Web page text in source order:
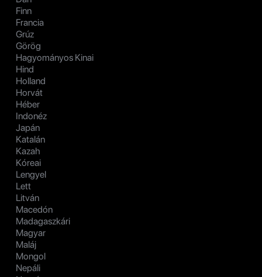
Finn
Francia
Grúz
Görög
Hagyományos Kinai
Hind
Holland
Horvát
Héber
Indonéz
Japán
Katalán
Kazah
Kóreai
Lengyel
Lett
Litván
Macedón
Madagaszkári
Magyar
Maláj
Mongol
Nepáli